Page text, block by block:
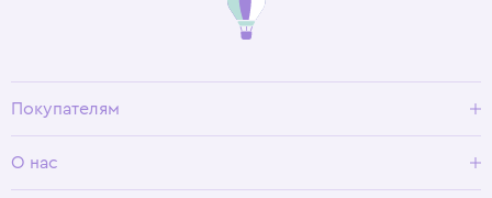
Покупателям
Условия возврата
О нас